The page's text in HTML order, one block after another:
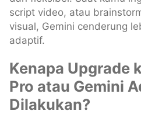
script video, atau
visual, Gemini cenderung
adaptif.
Kenapa Upgrade
Pro atau Gemini
Dilakukan?